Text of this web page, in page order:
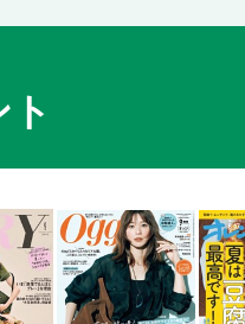
を孤立から救うはずが……鎖国
～ 第4回全日本学生フルコン
ドー選手権大会同等記録会
プン大会2025